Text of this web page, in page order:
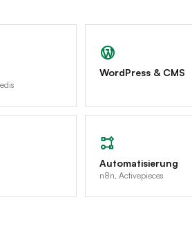
WordPress & CMS
Automatisierung
n8n, Activepieces